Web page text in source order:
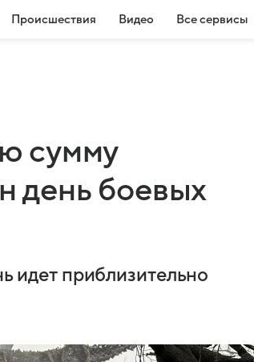
Происшествия Видео Все сервисы
сумму
день боевых
идет приблизительно